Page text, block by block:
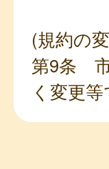
(規約の
第9条
く変更